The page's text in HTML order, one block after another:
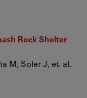
Rock Shelter
M, Soler J, et. al.